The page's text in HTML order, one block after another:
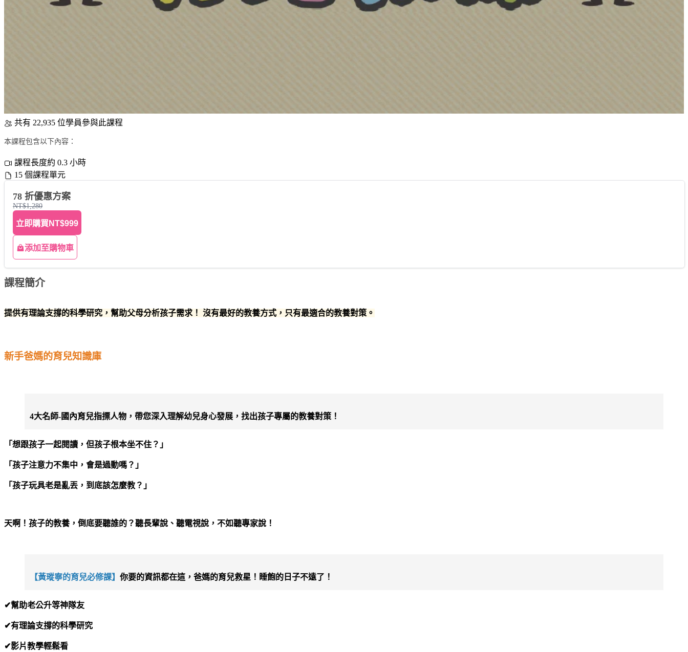
共有 22,935 位學員參與此課程
本課程包含以下內容：
課程長度約 0.3 小時
15 個課程單元
78 折優惠方案
NT$1,280
立即購買 NT$999
添加至購物車
課程簡介
提供有理論支撐的科學研究，幫助父母分析孩子需求！ 沒有最好的教養方式，只有最適合的教養對策。
新手爸媽的育兒知識庫
4大名師-國內育兒指摽人物，帶您深入理解幼兒身心發展，找出孩子專屬的教養對策！
「想跟孩子一起閱讀，但孩子根本坐不住？」
「孩子注意力不集中，會是過動嗎？」
「孩子玩具老是亂丟，到底該怎麼教？」
天啊！孩子的教養，倒底要聽誰的？聽長輩說、聽電視說，不如聽專家說！
【黃瑽寧的育兒必修課】 你要的資訊都在這，爸媽的育兒救星！睡飽的日子不遠了！
✔幫助老公升等神隊友
✔有理論支撐的科學研究
✔影片教學輕鬆看